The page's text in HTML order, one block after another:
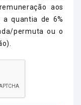
aos
a quantia de 6%
permuta ou o